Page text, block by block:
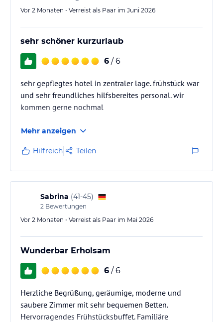
Vor 2 Monaten • Verreist als Paar im Juni 2026
sehr schöner kurzurlaub
6 / 6
sehr gepflegtes hotel in zentraler lage. frühstück war
und sehr freundliches hilfsbereites personal. wir
kommen gerne nochmal
Mehr anzeigen
Hilfreich Teilen
Sabrina (41-45)
2 Bewertungen
Vor 2 Monaten • Verreist als Paar im Mai 2026
Wunderbar Erholsam
6 / 6
Herzliche Begrüßung, geräumige, moderne und
saubere Zimmer mit sehr bequemen Betten.
Hervorragendes Frühstücksbuffet. Familiäre